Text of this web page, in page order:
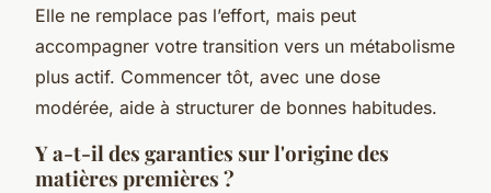
Elle ne remplace pas l’effort, mais peut
accompagner votre transition vers un métabolisme
plus actif. Commencer tôt, avec une dose
modérée, aide à structurer de bonnes habitudes.
Y a-t-il des garanties sur l'origine des
matières premières ?